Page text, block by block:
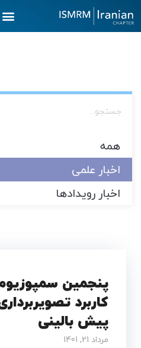
محتوا
همه
اخبار علمی
اخبار رویدادها
پنجمین
کاربرد
پیش بالینی
مرداد 21, 1401